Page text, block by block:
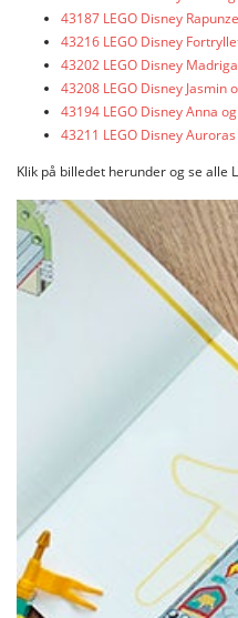
43187 LEGO Disney
43216 LEGO Disney
43202 LEGO Disney
43208 LEGO Disney Jasmin
43194 LEGO Disney Anna
43211 LEGO Disney
Klik på billedet herunder og se alle